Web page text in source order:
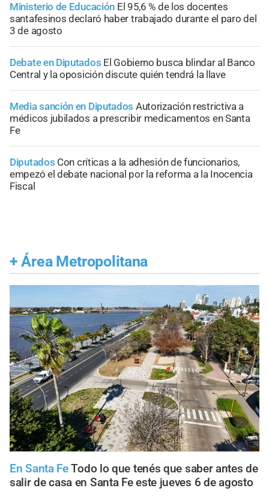
Ministerio de Educación El 95,6 % de los docentes
santafesinos declaró haber trabajado durante el paro del
3 de agosto
Debate en Diputados El Gobierno busca blindar al Banco
Central y la oposición discute quién tendrá la llave
Media sanción en Diputados Autorización restrictiva a
médicos jubilados a prescribir medicamentos en Santa
Fe
Diputados Con críticas a la adhesión de funcionarios,
empezó el debate nacional por la reforma a la Inocencia
Fiscal
+ Área Metropolitana
En Santa Fe Todo lo que tenés que saber antes de
salir de casa en Santa Fe este jueves 6 de agosto